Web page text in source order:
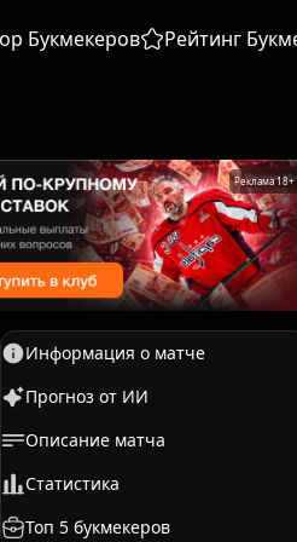
Букмекеров Рейтинг
Реклама 18+
Единоборства
Информация о матче
Прогноз от ИИ
Описание матча
Статистика
Топ 5 букмекеров